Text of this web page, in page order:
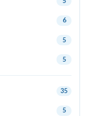
6
5
5
35
5